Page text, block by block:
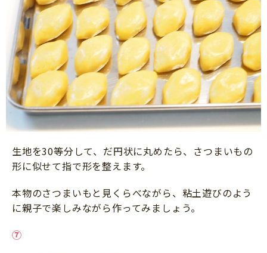
生地を30等分して、だ円状に丸めたら、さつまいもの
形に似せて指で形を整えます。
本物のさつまいもと見くらべながら、粘土遊びのよう
に親子で楽しみながら作ってみましょう。
⑦